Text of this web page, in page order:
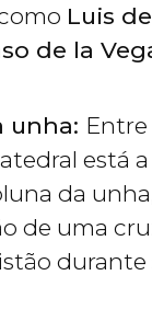
Luis
de la
unha:
está a
da
de uma
durante